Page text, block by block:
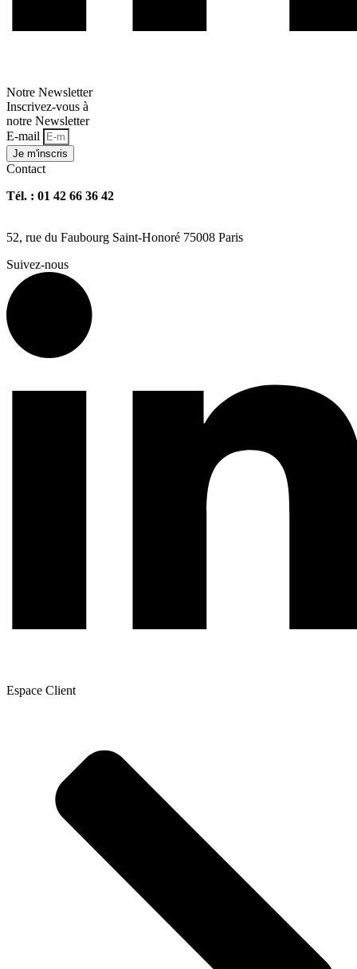
Notre Newsletter
Inscrivez-vous à
notre Newsletter
E-mail
Je m'inscris
Contact
Tél. : 01 42 66 36 42
52, rue du Faubourg Saint-Honoré 75008 Paris
Suivez-nous
Espace Client